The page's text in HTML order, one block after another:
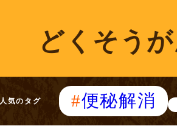
どくそう
人気のタグ 便秘解消